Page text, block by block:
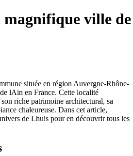
magnifique ville de
située en région Auvergne-Rhône-
lAin en France. Cette localité
riche patrimoine architectural, sa
chaleureuse. Dans cet article,
de Lhuis pour en découvrir tous les